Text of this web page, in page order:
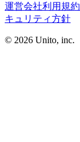
運営会社利用規約
キュリティ方針
©︎ 2026 Unito, inc.